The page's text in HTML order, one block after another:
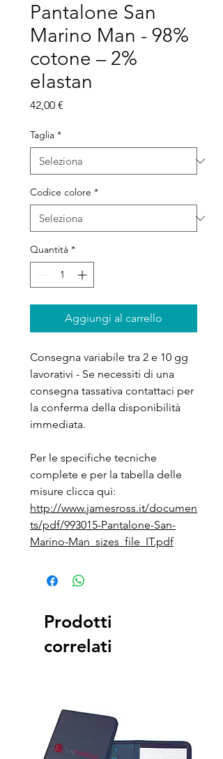
Pantalone San
Marino Man - 98%
cotone – 2%
elastan
42,00 €
Taglia *
Codice colore *
Quantità *
Aggiungi al carrello
Consegna variabile tra 2 e 10 gg
lavorativi - Se necessiti di una
consegna tassativa contattaci per
la conferma della disponibilità
immediata.
Per le specifiche tecniche
complete e per la tabella delle
misure clicca qui:
http://www.jamesross.it/documen
ts/pdf/993015-Pantalone-San-
Marino-Man_sizes_file_IT.pdf
Prodotti
correlati